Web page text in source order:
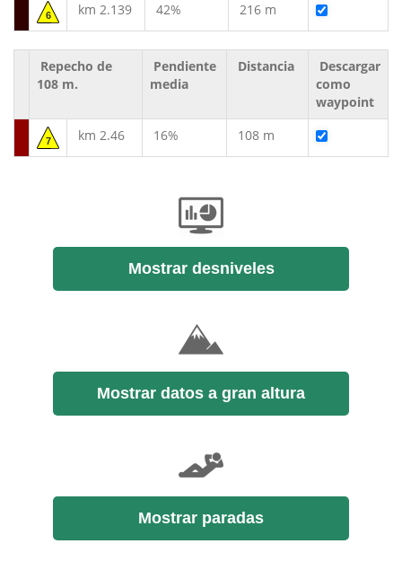
6 km 2.139 42% 216 m
Repecho de
108 m.
Pendiente
media
Distancia
Descargar
como
waypoint
7 km 2.46 16% 108 m
Mostrar desniveles
Mostrar datos a gran altura
Mostrar paradas